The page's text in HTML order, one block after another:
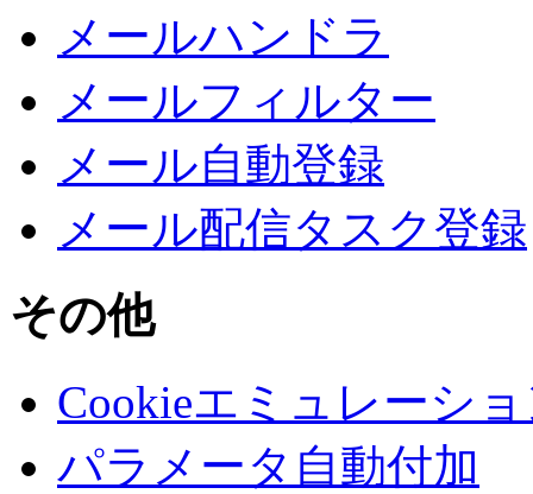
メールハンドラ
メールフィルター
メール自動登録
メール配信タスク登録
その他
Cookieエミュレーシ
パラメータ自動付加